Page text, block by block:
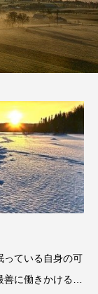
っている自身の可
に働きかける」